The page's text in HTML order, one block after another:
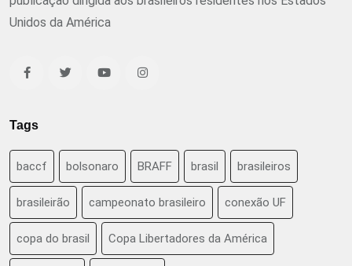
Unidos da América
Tags
baccf bolsonaro BRAFF brasil brasileiros
brasileirão campeonato brasileiro conexão UF
copa do brasil Copa Libertadores da América